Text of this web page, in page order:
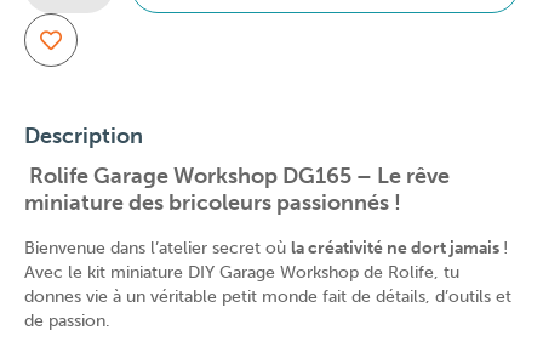
Description
Rolife Garage Workshop DG165 – Le rêve
miniature des bricoleurs passionnés !
Bienvenue dans l’atelier secret où la créativité ne dort jamais !
Avec le kit miniature DIY Garage Workshop de Rolife, tu
donnes vie à un véritable petit monde fait de détails, d’outils et
de passion.